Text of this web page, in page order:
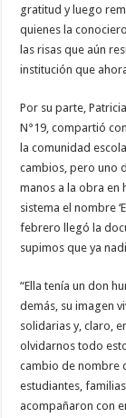
gratitud y luego
quienes la
las risas que aún
institución que
Por su parte,
N°19, compartió
la comunidad
cambios, pero uno
manos a la obra en
sistema el nombre
febrero llegó la
supimos que ya
“Ella tenía un don
demás, su imagen
solidarias y, claro,
olvidarnos todo
cambio de nombre
estudiantes,
acompañaron con